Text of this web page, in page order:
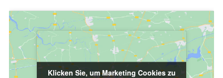
Klicken Sie, um Marketing Cookies zu
Klicken Sie, um Marketing Cookies zu